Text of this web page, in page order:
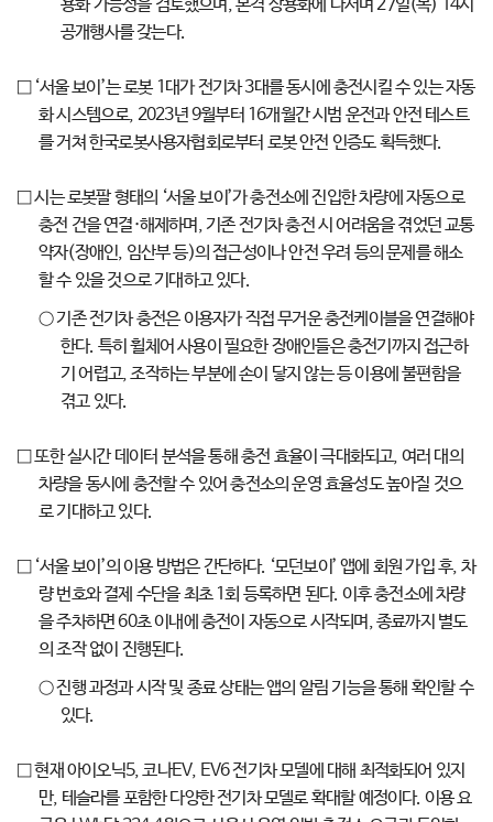
용화 가능성을 검토했으며, 본격 상용화에 나서며 27일(목) 14시
공개행사를 갖는다.
□ ‘서울 보이’는 로봇 1대가 전기차 3대를 동시에 충전시킬 수 있는 자동
화 시스템으로, 2023년 9월부터 16개월간 시범 운전과 안전 테스트
를 거쳐 한국로봇사용자협회로부터 로봇 안전 인증도 획득했다.
□ 시는 로봇팔 형태의 ‘서울 보이’가 충전소에 진입한 차량에 자동으로
충전 건을 연결·해제하며, 기존 전기차 충전 시 어려움을 겪었던 교통
약자(장애인, 임산부 등)의 접근성이나 안전 우려 등의 문제를 해소
할 수 있을 것으로 기대하고 있다.
○ 기존 전기차 충전은 이용자가 직접 무거운 충전케이블을 연결해야
한다. 특히 휠체어 사용이 필요한 장애인들은 충전기까지 접근하
기 어렵고, 조작하는 부분에 손이 닿지 않는 등 이용에 불편함을
겪고 있다.
□ 또한 실시간 데이터 분석을 통해 충전 효율이 극대화되고, 여러 대의
차량을 동시에 충전할 수 있어 충전소의 운영 효율성도 높아질 것으
로 기대하고 있다.
□ ‘서울 보이’의 이용 방법은 간단하다. ‘모던보이’ 앱에 회원 가입 후, 차
량 번호와 결제 수단을 최초 1회 등록하면 된다. 이후 충전소에 차량
을 주차하면 60초 이내에 충전이 자동으로 시작되며, 종료까지 별도
의 조작 없이 진행된다.
○ 진행 과정과 시작 및 종료 상태는 앱의 알림 기능을 통해 확인할 수
있다.
□ 현재 아이오닉5, 코나EV, EV6 전기차 모델에 대해 최적화되어 있지
만, 테슬라를 포함한 다양한 전기차 모델로 확대할 예정이다. 이용 요